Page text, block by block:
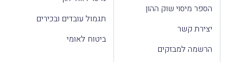
הספר מיסוי שוק ההון
יצירת קשר
הרשמה למבזקים
תגמול עובדים ובכירים
ביטוח לאומי